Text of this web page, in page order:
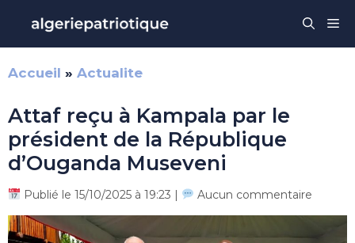
contenu
Accueil » Actualite
Attaf reçu à Kampala par le
président de la République
d’Ouganda Museveni
Publié le 15/10/2025 à 19:23 | Aucun commentaire